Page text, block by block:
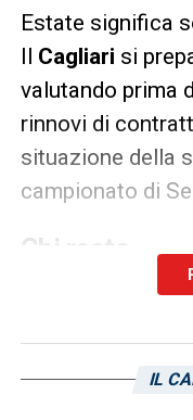
Estate significa
Il Cagliari si
valutando prima
rinnovi di
situazione della
campionato di
Chi resta
Maran
raggiungere la
il contratto.IL